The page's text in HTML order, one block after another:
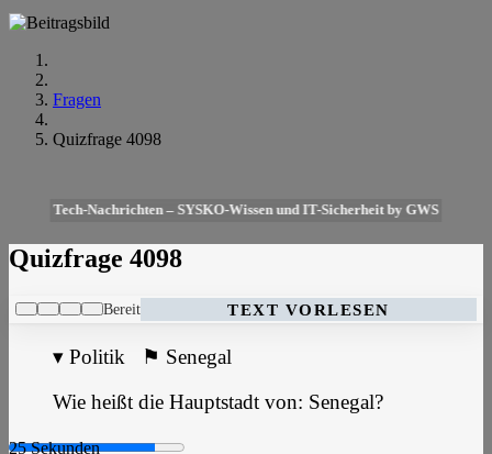
Fragen
Quizfrage 4098
Tech-Nachrichten – SYSKO-Wissen und IT-Sicherheit by GWS
Quizfrage 4098
Bereit TEXT VORLESEN
▾ Politik ⚑ Senegal
Wie heißt die Hauptstadt von: Senegal?